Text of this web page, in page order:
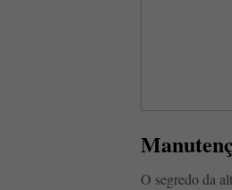
O segredo da